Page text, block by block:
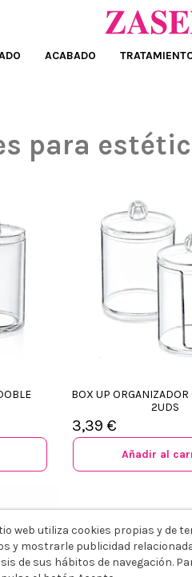
ACABADO
para
BOX UP ORGANIZADOR
2UDS
3,39 €
Añadir al
web utiliza cookies propias y de
y mostrarle publicidad
de sus hábitos de navegación.